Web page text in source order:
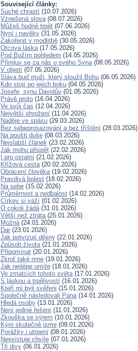
Související články:
Suché chrastí (10.07.2026)
Vznešená slova(08.07.2026)
Můžeš hodně trpět (07.06.2026)
Nyní i navěky (31.05.2026)
Zakořenit v modlitbě (30.05.2026)
Otcova láska(17.05.2026)
Pod Božím pohledem (14.05.2026)
Přimluv se za nás u svého Syna(08.05.2026)
V objetí (07.05.2026)
Sláva buď muži, který sloužil Bohu (06.05.2026)
Kdo stojí po jejich boku (04.05.2026)
Josefe, synu Davidův (01.05.2026)
Právě proto (16.04.2026)
Ve svůj čas (12.04.2026)
Největší ohrožení (11.04.2026)
Naděje ve spásu (29.03.2026)
Bez sebeprosazování a bez tříštění (28.03.2026)
Na poušti duše (08.03.2026)
Nejslabší článek (23.02.2026)
Jak mohu přispět (22.02.2026)
I pro ostatní (21.02.2026)
Křížová cesta(20.02.2026)
Obrácení člověka(19.02.2026)
Pravdivá bolest (18.02.2026)
Na sebe (15.02.2026)
Průměrnost a nedbalost (14.02.2026)
Církev si váží (01.02.2026)
O cokoli žádá(31.01.2026)
Větší než ztráta(25.01.2026)
Možná(24.01.2026)
Dar (23.01.2026)
Jak potvrzují dějiny (22.01.2026)
Způsob života(21.01.2026)
Připomínat (20.01.2026)
Zkroť také mne (19.01.2026)
Jak nejlépe umíte (18.01.2026)
Ve zmatcích tohoto světa(17.01.2026)
S láskou a trpělivostí (16.01.2026)
Kteří mi byli svěřeni (15.01.2026)
Společně následovali Pána(14.01.2026)
Hledá osoby (13.01.2026)
Není jediné řešení (11.01.2026)
Zkouška se sýrem (10.01.2026)
Kým skutečně jsme (09.01.2026)
Porážky i utrpení (08.01.2026)
Neexistuje chvíle (07.01.2026)
Tři divy (06.01.2026)